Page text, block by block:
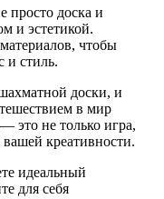
доска и
и эстетикой.
чтобы
и стиль.
доски, и
в мир
это не только игра,
креативности.
идеальный
для себя